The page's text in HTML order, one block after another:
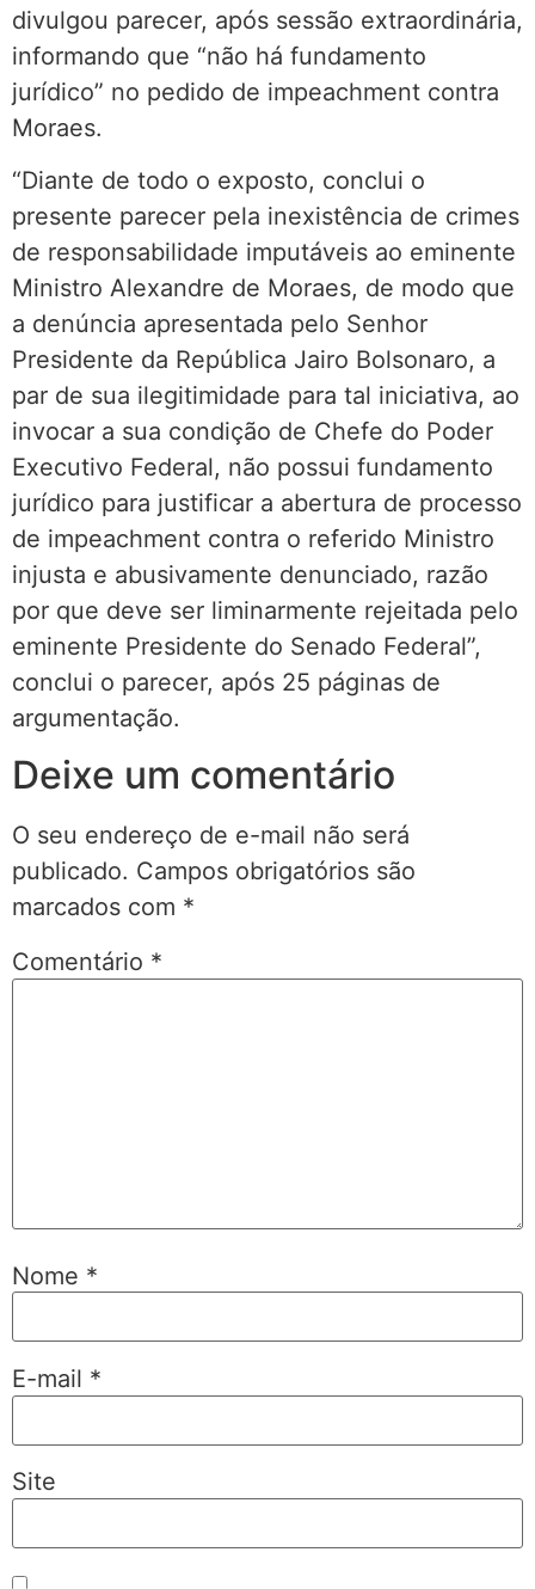
divulgou parecer, após sessão extraordinária,
informando que “não há fundamento
jurídico” no pedido de impeachment contra
Moraes.
“Diante de todo o exposto, conclui o
presente parecer pela inexistência de crimes
de responsabilidade imputáveis ao eminente
Ministro Alexandre de Moraes, de modo que
a denúncia apresentada pelo Senhor
Presidente da República Jairo Bolsonaro, a
par de sua ilegitimidade para tal iniciativa, ao
invocar a sua condição de Chefe do Poder
Executivo Federal, não possui fundamento
jurídico para justificar a abertura de processo
de impeachment contra o referido Ministro
injusta e abusivamente denunciado, razão
por que deve ser liminarmente rejeitada pelo
eminente Presidente do Senado Federal”,
conclui o parecer, após 25 páginas de
argumentação.
Deixe um comentário
O seu endereço de e-mail não será
publicado. Campos obrigatórios são
marcados com *
Comentário *
Nome *
E-mail *
Site